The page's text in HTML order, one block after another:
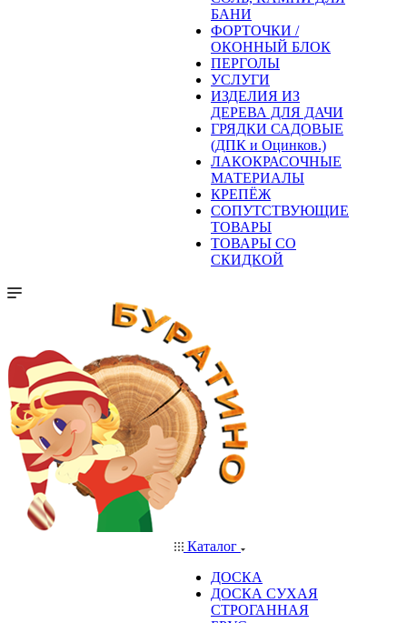
БАНИ
ФОРТОЧКИ /
ОКОННЫЙ БЛОК
ПЕРГОЛЫ
УСЛУГИ
ИЗДЕЛИЯ ИЗ
ДЕРЕВА ДЛЯ ДАЧИ
ГРЯДКИ САДОВЫЕ
(ДПК и Оцинков.)
ЛАКОКРАСОЧНЫЕ
МАТЕРИАЛЫ
КРЕПЁЖ
СОПУТСТВУЮЩИЕ
ТОВАРЫ
ТОВАРЫ СО
СКИДКОЙ
Каталог
ДОСКА
ДОСКА СУХАЯ
СТРОГАННАЯ